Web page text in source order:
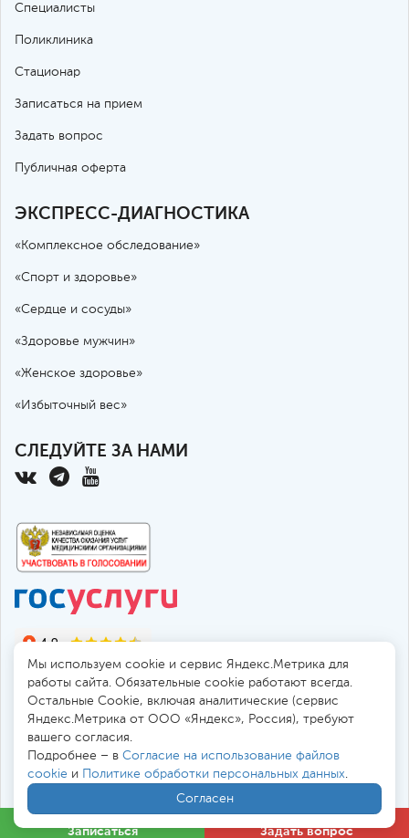
Записаться Задать вопрос
Специалисты
Поликлиника
Стационар
Записаться на прием
Задать вопрос
Публичная оферта
ЭКСПРЕСС-ДИАГНОСТИКА
«Комплексное обследование»
«Спорт и здоровье»
«Сердце и сосуды»
«Здоровье мужчин»
«Женское здоровье»
«Избыточный вес»
СЛЕДУЙТЕ ЗА НАМИ
194017, Россия, Санкт-Петербург, пр. Тореза 72
Безопасная работа черезSSL-соединение
Все ценыв . Мы принимаем к оплате:
Обработка персональных данных Файлы cookies
Мы используем cookie и сервис Яндекс.Метрика для
работы сайта. Обязательные cookie работают всегда.
Остальные Сookie, включая аналитические (сервис
Яндекс.Метрика от ООО «Яндекс», Россия), требуют
вашего согласия.
Подробнее – в Согласие на использование файлов
cookie и Политике обработки персональных данных.
Согласен